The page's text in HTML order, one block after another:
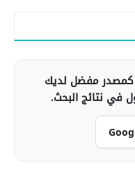
مفضل لديك
في نتائج البحث.